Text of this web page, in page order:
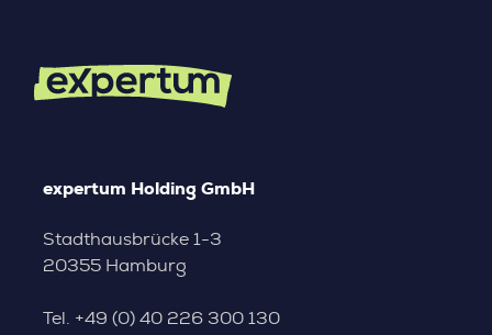
expertum Holding GmbH
Stadthausbrücke 1-3
20355 Hamburg
Tel. +49 (0) 40 226 300 130